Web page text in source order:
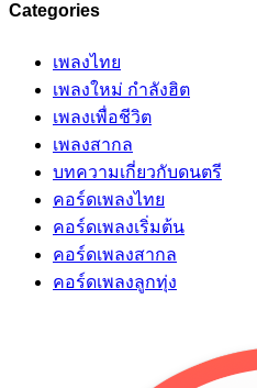
Categories
เพลงไทย
เพลงใหม่ กำลังฮิต
เพลงเพื่อชีวิต
เพลงสากล
บทความเกี่ยวกับดนตรี
คอร์ดเพลงไทย
คอร์ดเพลงเริ่มต้น
คอร์ดเพลงสากล
คอร์ดเพลงลูกทุ่ง